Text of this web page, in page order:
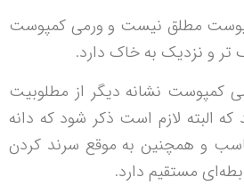
مطلق نیست و ورمی کمپوست
و نزدیک به خاک دارد.
کمپوست نشانه دیگر از مطلوبیت
البته لازم است ذکر شود که دانه
و همچنین به موقع سرند کردن
مستقیم دارد.